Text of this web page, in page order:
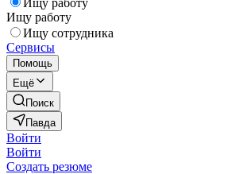
Ищу работу
Ищу работу
Ищу сотрудника
Сервисы
Помощь
Ещё
Поиск
Павда
Войти
Войти
Создать резюме